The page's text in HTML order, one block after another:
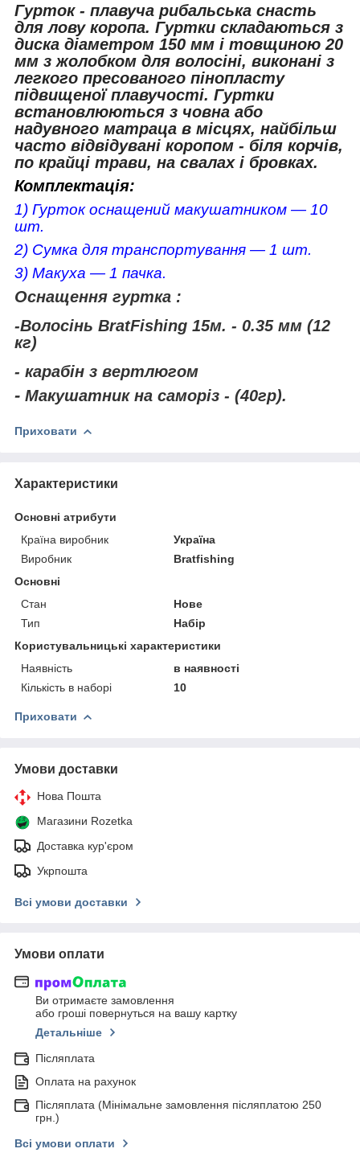
Гурток - плавуча рибальська снасть
для лову коропа. Гуртки складаються з
диска діаметром 150 мм і товщиною 20
мм з жолобком для волосіні, виконані з
легкого пресованого пінопласту
підвищеної плавучості. Гуртки
встановлюються з човна або
надувного матраца в місцях, найбільш
часто відвідувані коропом - біля корчів,
по крайці трави, на свалах і бровках.
Комплектація:
1) Гурток оснащений макушатником ― 10
шт.
2) Сумка для транспортування ― 1 шт.
3) Макуха ― 1 пачка.
Оснащення гуртка :
-Волосінь BratFishing 15м. - 0.35 мм (12
кг)
- карабін з вертлюгом
- Макушатник на саморіз - (40гр).
Приховати
Характеристики
Основні атрибути
Країна виробник
Україна
Виробник
Bratfishing
Основні
Стан
Нове
Тип
Набір
Користувальницькі характеристики
Наявність
в наявності
Кількість в наборі
10
Приховати
Умови доставки
Нова Пошта
Магазини Rozetka
Доставка кур'єром
Укрпошта
Всі умови доставки
Умови оплати
Ви отримаєте замовлення
або гроші повернуться на вашу картку
Детальніше
Післяплата
Оплата на рахунок
Післяплата (Мінімальне замовлення післяплатою 250
грн.)
Всі умови оплати